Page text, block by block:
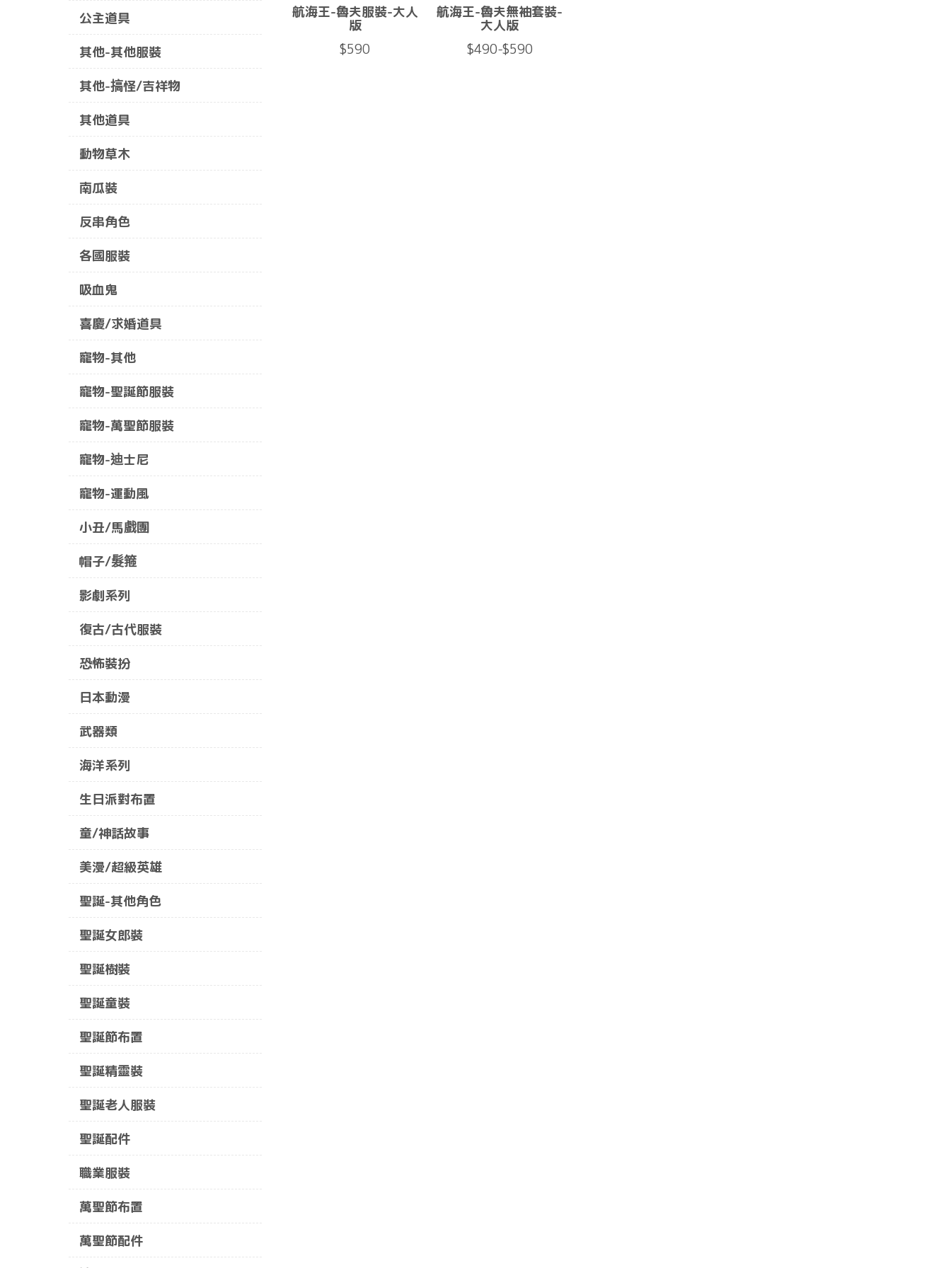
公主道具
其他-其他服裝
其他-搞怪/吉祥物
其他道具
動物草木
南瓜裝
反串角色
各國服裝
吸血鬼
喜慶/求婚道具
寵物-其他
寵物-聖誕節服裝
寵物-萬聖節服裝
寵物-迪士尼
寵物-運動風
小丑/馬戲團
帽子/髮箍
影劇系列
復古/古代服裝
恐怖裝扮
日本動漫
武器類
海洋系列
生日派對布置
童/神話故事
美漫/超級英雄
聖誕-其他角色
聖誕女郎裝
聖誕樹裝
聖誕童裝
聖誕節布置
聖誕精靈裝
聖誕老人服裝
聖誕配件
職業服裝
萬聖節布置
萬聖節配件
航海王-魯夫服裝-大人
版
$590
航海王-魯夫無袖套裝-
大人版
$490-$590